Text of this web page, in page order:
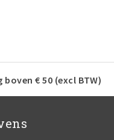
€ 50 (excl BTW)